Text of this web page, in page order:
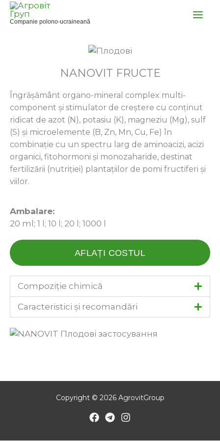
Skip
Companie polono-ucraineană
NANOVIT FRUCTE
Îngrășământ organo-mineral complex multi-
component și stimulator de creștere cu conținut
ridicat de azot (N), potasiu (K), magneziu (Mg), sulf
(S) și microelemente (B, Zn, Mn, Cu, Fe) în
combinație cu un spectru larg de aminoacizi, acizi
organici, fitohormoni și monozaharide, destinat
fertilizării (nutriției) plantațiilor de pomi fructiferi și
viilor.
Ambalare:
20 ml; 1 l; 10 l; 20 l; 1000 l
AFLAȚI COSTUL
Compoziție chimică
Caracteristici și recomandări
Copyright © 2026 AgrovitGroup